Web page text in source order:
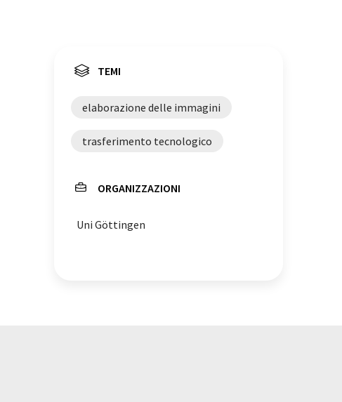
TEMI
elaborazione delle immagini
trasferimento tecnologico
ORGANIZZAZIONI
Uni Göttingen